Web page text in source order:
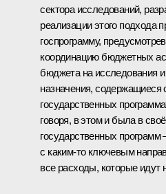
сектора исследований,
реализации этого подхода
госпрограмму,
координацию бюджетных
бюджета на исследования и
назначения,
государственных
говоря, в этом и была в
государственных программ
с каким‑то ключевым
все расходы, которые идут